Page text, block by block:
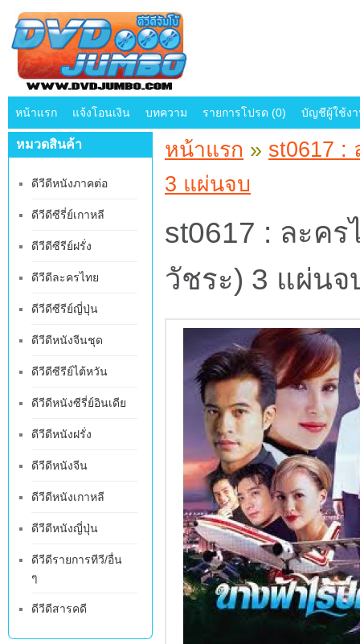
หน้าแรก แจ้งโอนเงิน บทความ รายการโปรด (0) บัญชีผู้ใช้ง
หมวดสินค้า
ดีวีดีหนังภาคต่อ
ดีวีดีซีรี่ย์เกาหลี
ดีวีดีซีรีย์ฝรั่ง
ดีวีดีละครไทย
ดีวีดีซีรีย์ญี่ปุ่น
ดีวีดีหนังจีนชุด
ดีวีดีซีรีย์ไต้หวัน
ดีวีดีหนังซีรี่ย์อินเดีย
ดีวีดีหนังฝรั่ง
ดีวีดีหนังจีน
ดีวีดีหนังเกาหลี
ดีวีดีหนังญี่ปุ่น
ดีวีดีรายการทีวี/อื่น
ๆ
ดีวีดีสารคดี
หน้าแรก » st0617 :
3 แผ่นจบ
st0617 : ละค
วัชระ) 3 แผ่นจ